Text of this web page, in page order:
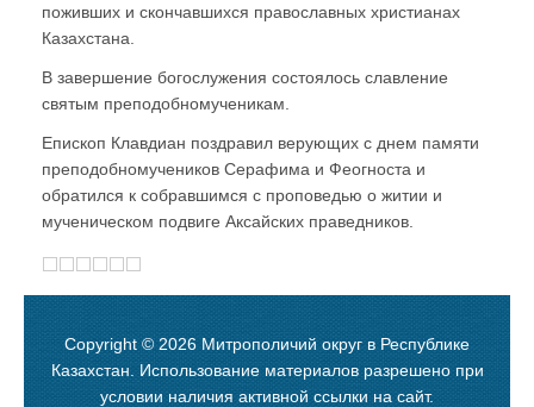
поживших и скончавшихся православных христианах
Казахстана.
В завершение богослужения состоялось славление
святым преподобномученикам.
Епископ Клавдиан поздравил верующих с днем памяти
преподобномучеников Серафима и Феогноста и
обратился к собравшимся с проповедью о житии и
мученическом подвиге Аксайских праведников.
Copyright © 2026 Митрополичий округ в Республике
Казахстан. Использование материалов разрешено при
условии наличия активной ссылки на сайт.